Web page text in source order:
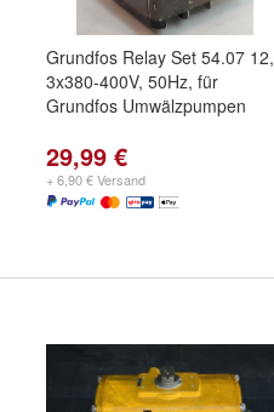
Grundfos Relay Set 54.07 12,
3x380-400V, 50Hz, für
Grundfos Umwälzpumpen
29,99 €
+ 6,90 € Versand